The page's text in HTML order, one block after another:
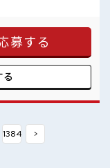
能的な制服アリ≫ 制
♪ ≪未経験OKの仕事
だけど、 しっかり働
UP・ステップUP目
っくりできるスペース
募する
る
1384 >